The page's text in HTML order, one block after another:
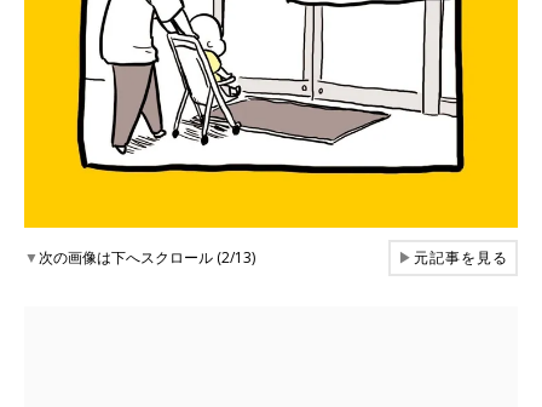
▼次の画像は下へスクロール (2/13) ▶元記事を見る